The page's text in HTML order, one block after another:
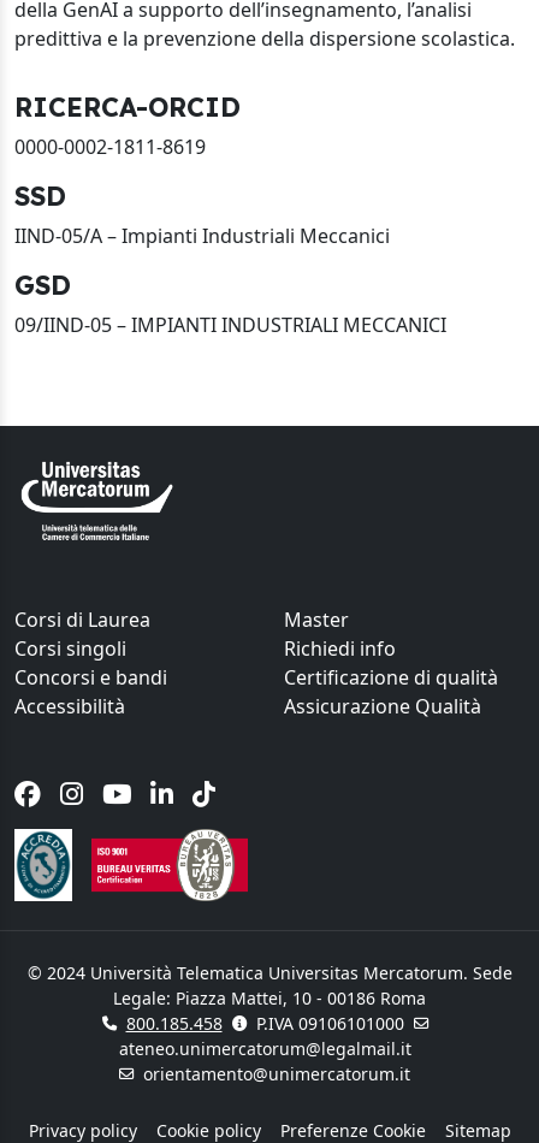
della GenAI a supporto dell’insegnamento, l’analisi
predittiva e la prevenzione della dispersione scolastica.
RICERCA-ORCID
0000-0002-1811-8619
SSD
IIND-05/A – Impianti Industriali Meccanici
GSD
09/IIND-05 – IMPIANTI INDUSTRIALI MECCANICI
Corsi di Laurea
Master
Corsi singoli
Richiedi info
Concorsi e bandi
Certificazione di qualità
Accessibilità
Assicurazione Qualità
© 2024 Università Telematica Universitas Mercatorum. Sede
Legale: Piazza Mattei, 10 - 00186 Roma
800.185.458
P.IVA 09106101000
ateneo.unimercatorum@legalmail.it
orientamento@unimercatorum.it
Privacy policy Cookie policy Preferenze Cookie Sitemap